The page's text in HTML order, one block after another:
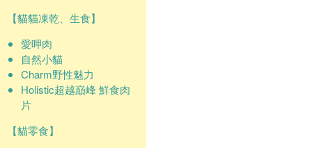
【貓貓凍乾、生食】
愛呷肉
自然小貓
Charm野性魅力
Holistic超越巔峰 鮮食肉
片
【貓零食】